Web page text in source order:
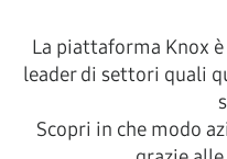
La piattaforma Knox
leader di settori quali
Scopri in che modo